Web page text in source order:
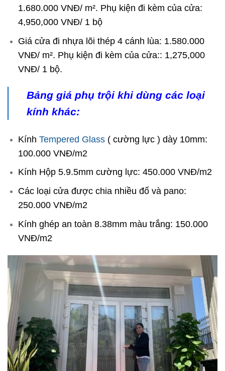
1.680.000 VNĐ/ m². Phụ kiện đi kèm của cửa:
4,950,000 VNĐ/ 1 bộ
Giá cửa đi nhựa lõi thép 4 cánh lùa: 1.580.000
VNĐ/ m². Phụ kiện đi kèm của cửa:: 1,275,000
VNĐ/ 1 bộ.
Bảng giá phụ trội khi dùng các loại
kính khác:
Kính Tempered Glass( cường lực ) dày 10mm:
100.000 VNĐ/m2
Kính Hộp 5.9.5mm cường lực: 450.000 VNĐ/m2
Các loại cửa được chia nhiều đố và pano:
250.000 VNĐ/m2
Kính ghép an toàn 8.38mm màu trắng: 150.000
VNĐ/m2